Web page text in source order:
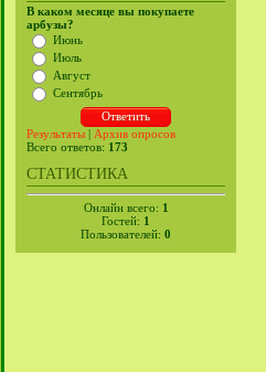
В каком месяце вы покупаете
арбузы?
Июнь
Июль
Август
Сентябрь
Результаты | Архив опросов
Всего ответов: 173
СТАТИСТИКА
Онлайн всего: 1
Гостей: 1
Пользователей: 0